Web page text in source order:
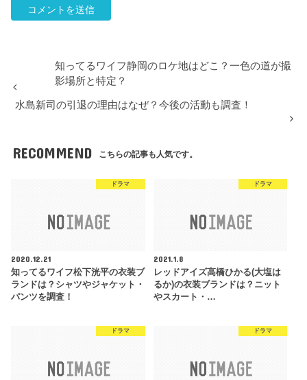
知ってるワイフ静岡のロケ地はどこ？一色の道が撮
影場所と特定？
水島新司の引退の理由はなぜ？今後の活動も調査！
RECOMMEND こちらの記事も人気です。
ドラマ
2020.12.21
知ってるワイフ松下洸平の衣装ブ
ランドは？シャツやジャケット・
パンツを調査！
ドラマ
2021.1.8
レッドアイズ高橋ひかる(大塩は
るか)の衣装ブランドは？ニット
やスカート・…
ドラマ ドラマ